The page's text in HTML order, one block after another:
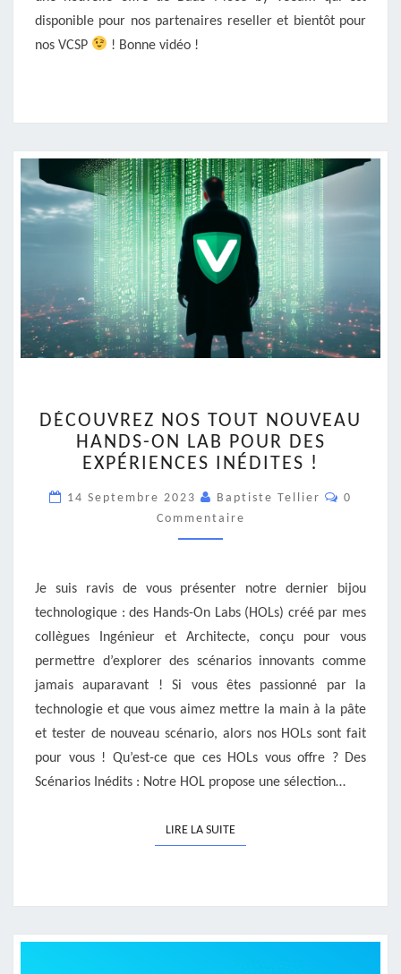
disponible pour nos partenaires reseller et bientôt pour
nos VCSP
! Bonne vidéo !
NOS
TOUT
NOUVEAU
ON
LAB
POUR
!
DÉCOUVREZ NOS TOUT NOUVEAU
HANDS-ON LAB POUR DES
EXPÉRIENCES INÉDITES !
14 Septembre 2023 Baptiste Tellier
0
Commentaire
Je suis ravis de vous présenter notre dernier bijou
technologique : des Hands-On Labs (HOLs) créé par mes
collègues Ingénieur et Architecte, conçu pour vous
permettre d’explorer des scénarios innovants comme
jamais auparavant ! Si vous êtes passionné par la
technologie et que vous aimez mettre la main à la pâte
et tester de nouveau scénario, alors nos HOLs sont fait
pour vous ! Qu’est-ce que ces HOLs vous offre ? Des
Scénarios Inédits : Notre HOL propose une sélection…
LIRE LA SUITELIRE LA SUITE